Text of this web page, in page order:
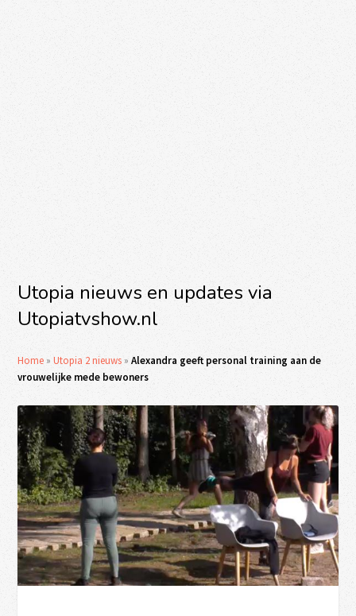
Utopia nieuws en updates via
Utopiatvshow.nl
Home »Utopia 2 nieuws »Alexandra geeft personal training aan de
vrouwelijke mede bewoners